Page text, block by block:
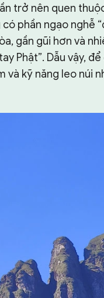
trở nên quen
phần ngạo nghễ
gần gũi hơn và
Phật”. Dẫu vậy,
và kỹ năng leo núi